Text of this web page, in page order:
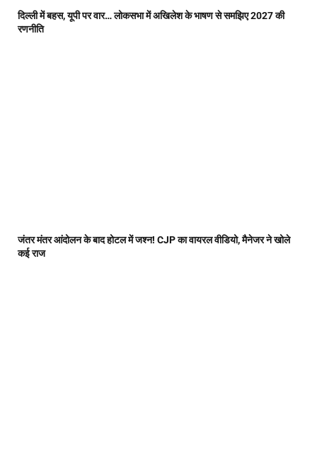
दिल्ली में बहस, यूपी पर वार… लोकसभा में अखिलेश के भाषण से समझिए 2027 की
रणनीति
जंतर मंतर आंदोलन के बाद होटल में जश्न! CJP का वायरल वीडियो, मैनेजर ने खोले
कई राज